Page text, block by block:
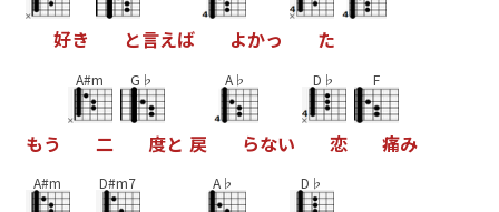
好き と言えば よかっ た
もう
A#m
二
G♭
度と 戻
A♭
らない
D♭
恋
F
痛み
A#m D#m7 A♭ D♭